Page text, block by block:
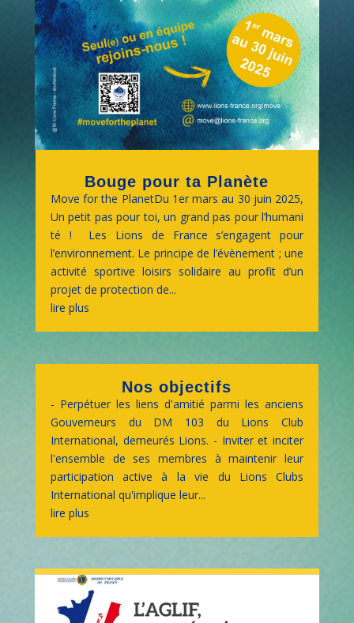
Bouge pour ta Planète
Move for the PlanetDu 1er mars au 30 juin 2025,
Un petit pas pour toi, un grand pas pour l’humani
té ! Les Lions de France s’engagent pour
l’environnement. Le principe de l’évènement ; une
activité sportive loisirs solidaire au profit d’un
projet de protection de...
lire plus
Nos objectifs
- Perpétuer les liens d'amitié parmi les anciens
Gouverneurs du DM 103 du Lions Club
International, demeurés Lions. - Inviter et inciter
l'ensemble de ses membres à maintenir leur
participation active à la vie du Lions Clubs
International qu'implique leur...
lire plus